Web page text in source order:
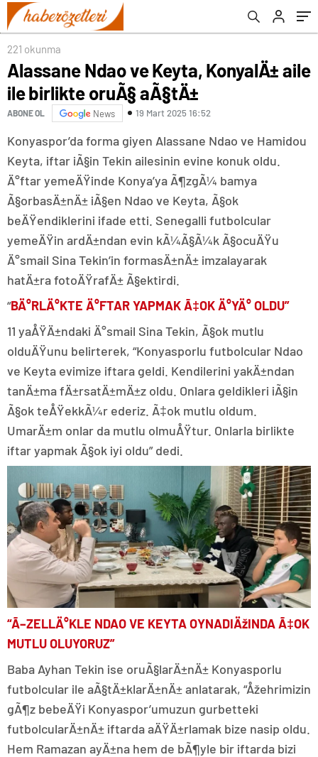
221 okunma
Alassane Ndao ve Keyta, KonyalÄ± aile
ile birlikte oruÃ§ aÃ§tÄ±
ABONE OL News 19 Mart 2025 16:52
Konyaspor’da forma giyen Alassane Ndao ve Hamidou
Keyta, iftar iÃ§in Tekin ailesinin evine konuk oldu.
Ä°ftar yemeÄŸinde Konya’ya Ã¶zgÃ¼ bamya
Ã§orbasÄ±nÄ± iÃ§en Ndao ve Keyta, Ã§ok
beÄŸendiklerini ifade etti. Senegalli futbolcular
yemeÄŸin ardÄ±ndan evin kÃ¼Ã§Ã¼k Ã§ocuÄŸu
Ä°smail Sina Tekin’in formasÄ±nÄ± imzalayarak
hatÄ±ra fotoÄŸrafÄ± Ã§ektirdi.
“BÄ°RLÄ°KTE Ä°FTAR YAPMAK Ã‡OK Ä°YÄ° OLDU”
11 yaÅŸÄ±ndaki Ä°smail Sina Tekin, Ã§ok mutlu
olduÄŸunu belirterek, “Konyasporlu futbolcular Ndao
ve Keyta evimize iftara geldi. Kendilerini yakÄ±ndan
tanÄ±ma fÄ±rsatÄ±mÄ±z oldu. Onlara geldikleri iÃ§in
Ã§ok teÅŸekkÃ¼r ederiz. Ã‡ok mutlu oldum.
UmarÄ±m onlar da mutlu olmuÅŸtur. Onlarla birlikte
iftar yapmak Ã§ok iyi oldu” dedi.
“Ã–ZELLÄ°KLE NDAO VE KEYTA OYNADIÄžINDA Ã‡OK
MUTLU OLUYORUZ”
Baba Ayhan Tekin ise oruÃ§larÄ±nÄ± Konyasporlu
futbolcular ile aÃ§tÄ±klarÄ±nÄ± anlatarak, “Åžehrimizin
gÃ¶z bebeÄŸi Konyaspor’umuzun gurbetteki
futbolcularÄ±nÄ± iftarda aÄŸÄ±rlamak bize nasip oldu.
Hem Ramazan ayÄ±na hem de bÃ¶yle bir iftarda bizi